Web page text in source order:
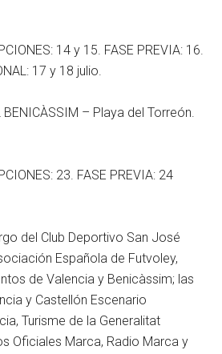
14 y 15. FASE PREVIA: 16.
17 y 18 julio.
BENICÀSSIM – Playa del Torreón.
23. FASE PREVIA: 24
del Club Deportivo San José
Española de Futvoley,
de Valencia y Benicàssim; las
y Castellón Escenario
Turisme de la Generalitat
Oficiales Marca, Radio Marca y